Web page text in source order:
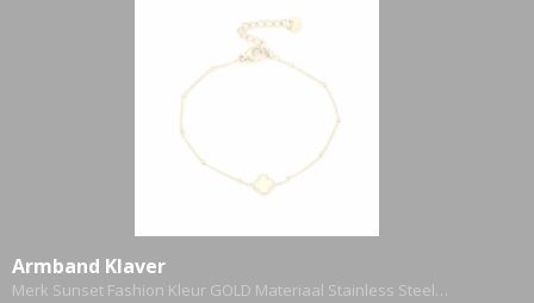
Armband Klaver
Merk Sunset Fashion Kleur GOLD Materiaal Stainless Steel…